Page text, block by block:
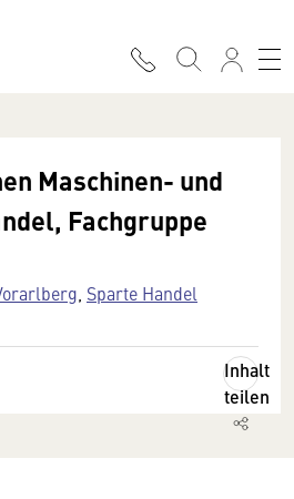
Maschinen- und
Fachgruppe
Sparte Handel
Inhalt
teilen